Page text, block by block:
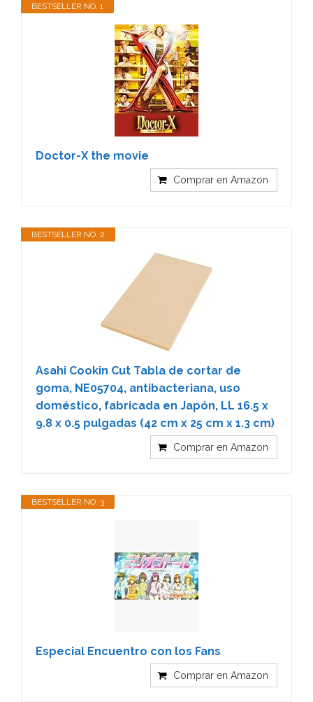
BESTSELLER NO. 1
Doctor-X the movie
Comprar en Amazon
BESTSELLER NO. 2
Asahi Cookin Cut Tabla de cortar de
goma, NE05704, antibacteriana, uso
doméstico, fabricada en Japón, LL 16.5 x
9.8 x 0.5 pulgadas (42 cm x 25 cm x 1.3 cm)
Comprar en Amazon
BESTSELLER NO. 3
Especial Encuentro con los Fans
Comprar en Amazon